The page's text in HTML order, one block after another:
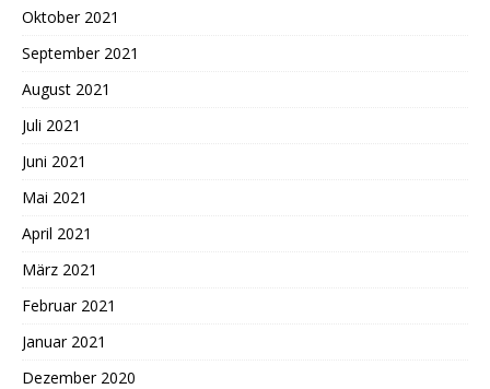
Oktober 2021
September 2021
August 2021
Juli 2021
Juni 2021
Mai 2021
April 2021
März 2021
Februar 2021
Januar 2021
Dezember 2020